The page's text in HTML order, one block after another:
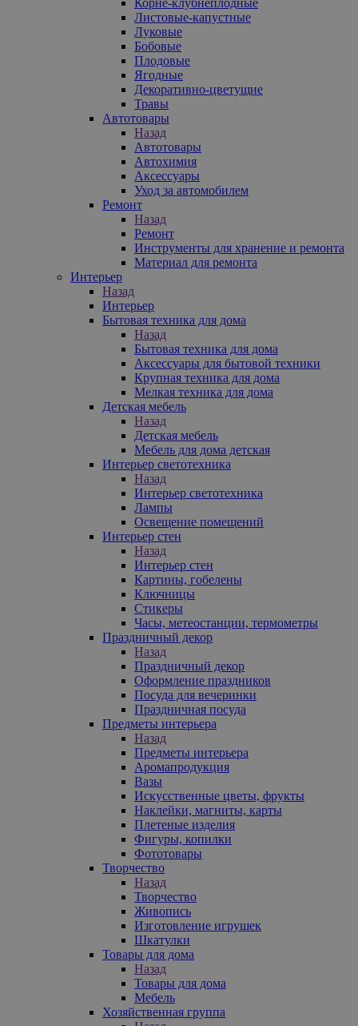
Листовые-капустные
Луковые
Бобовые
Плодовые
Ягодные
Декоративно-цветущие
Травы
Автотовары
Назад
Автотовары
Автохимия
Аксессуары
Уход за автомобилем
Ремонт
Назад
Ремонт
Инструменты для хранение и ремонта
Материал для ремонта
Интерьер
Назад
Интерьер
Бытовая техника для дома
Назад
Бытовая техника для дома
Аксессуары для бытовой техники
Крупная техника для дома
Мелкая техника для дома
Детская мебель
Назад
Детская мебель
Мебель для дома детская
Интерьер светотехника
Назад
Интерьер светотехника
Лампы
Освещение помещений
Интерьер стен
Назад
Интерьер стен
Картины, гобелены
Ключницы
Стикеры
Часы, метеостанции, термометры
Праздничный декор
Назад
Праздничный декор
Оформление праздников
Посуда для вечеринки
Праздничная посуда
Предметы интерьера
Назад
Предметы интерьера
Аромапродукция
Вазы
Искусственные цветы, фрукты
Наклейки, магниты, карты
Плетеные изделия
Фигуры, копилки
Фототовары
Творчество
Назад
Творчество
Живопись
Изготовление игрушек
Шкатулки
Товары для дома
Назад
Товары для дома
Мебель
Хозяйственная группа